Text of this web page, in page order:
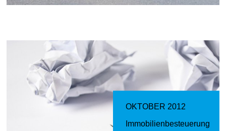
OKTOBER 2012
Immobilienbesteuerung